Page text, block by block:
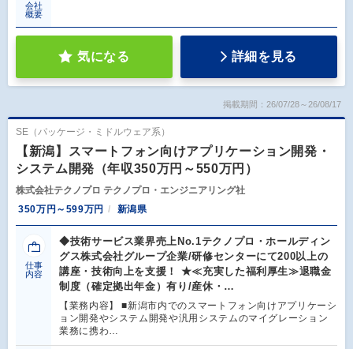
会社
概要
気になる 詳細を見る
掲載期間：26/07/28～26/08/17
SE（パッケージ・ミドルウェア系）
【新潟】スマートフォン向けアプリケーション開発・
システム開発（年収350万円～550万円）
株式会社テクノプロ テクノプロ・エンジニアリング社
350万円～599万円
新潟県
仕事
内容
◆技術サービス業界売上No.1テクノプロ・ホールディン
グス株式会社グループ企業/研修センターにて200以上の
講座・技術向上を支援！ ★≪充実した福利厚生≫退職金
制度（確定拠出年金）有り/産休・…
【業務内容】 ■新潟市内でのスマートフォン向けアプリケーシ
ョン開発やシステム開発や汎用システムのマイグレーション
業務に携わ…